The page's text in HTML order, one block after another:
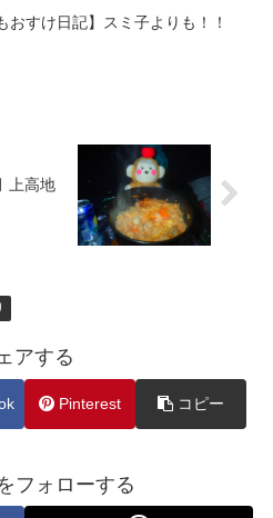
おすけ日記】スミ子よりも！！
上高地
アする
Pinterest コピー
フォローする